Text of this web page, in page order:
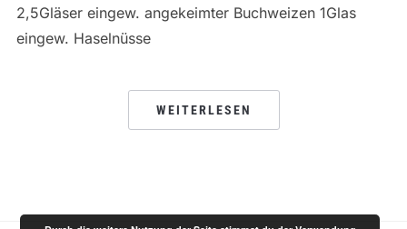
2,5Gläser eingew. angekeimter Buchweizen 1Glas
eingew. Haselnüsse
WEITERLESEN